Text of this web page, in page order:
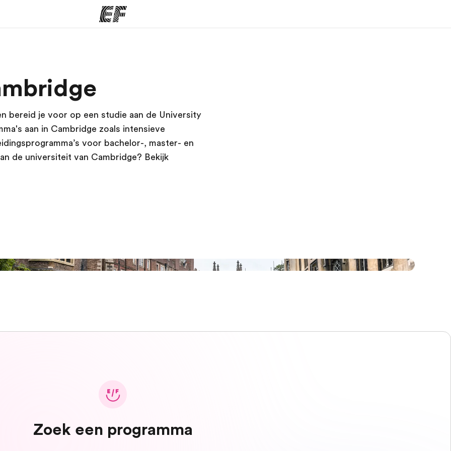
we doen Vind een kantoor
bereid je voor op een studie aan de University
aan in Cambridge zoals intensieve
voor bachelor-, master- en
de universiteit van Cambridge? Bekijk
Zoek een programma